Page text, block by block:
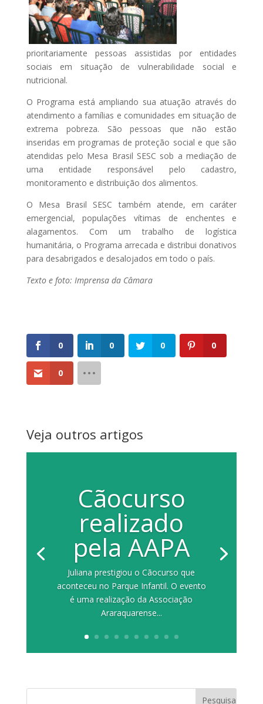
prioritariamente pessoas assistidas por entidades
sociais em situação de vulnerabilidade social e
nutricional.
O Programa está ampliando sua atuação através do
atendimento a famílias e comunidades em situação de
extrema pobreza. São pessoas que não estão
inseridas em programas de proteção social e que são
atendidas pelo Mesa Brasil SESC sob a mediação de
uma entidade responsável pelo cadastro,
monitoramento e distribuição dos alimentos.
O Mesa Brasil SESC também atende, em caráter
emergencial, populações vítimas de enchentes e
alagamentos. Com um trabalho de logística
humanitária, o Programa arrecada e distribui donativos
para desabrigados e desalojados em todo o país.
Texto e foto: Imprensa da Câmara
0 0 0 0
0
Veja outros artigos
Cãocurso
realizado
pela AAPA
Juliana prestigiou o Cãocurso que
aconteceu no Parque Infantil. O evento
é uma realização da Associação
Araraquarense...